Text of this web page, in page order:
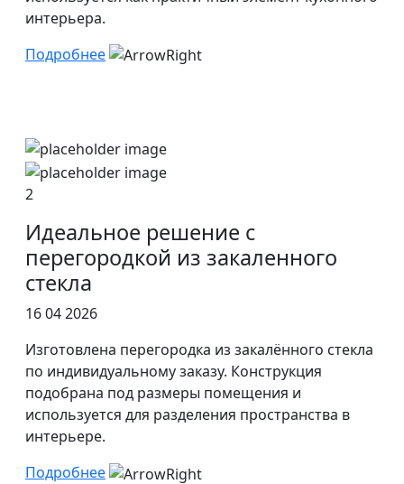
интерьера.
Подробнее
2
Идеальное решение с
перегородкой из закаленного
стекла
16 04 2026
Изготовлена перегородка из закалённого стекла
по индивидуальному заказу. Конструкция
подобрана под размеры помещения и
используется для разделения пространства в
интерьере.
Подробнее